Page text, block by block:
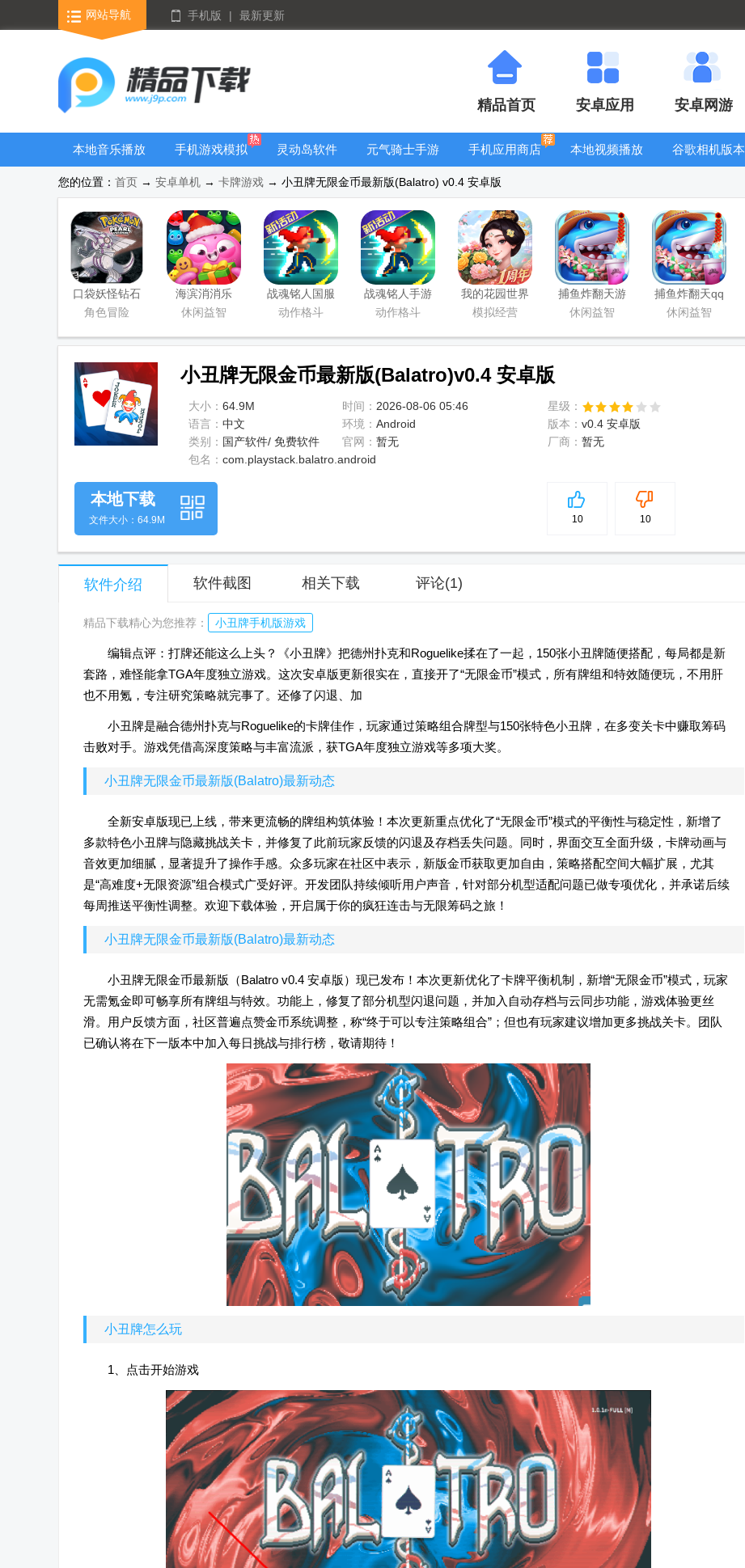
网站导航 手机版 | 最新更新
精品首页 安卓应用 安卓网游
本地音乐播放
手机游戏模拟
器安卓版合集
灵动岛软件
元气骑士手游
手机应用商店
本地视频播放
谷歌相机版本
您的位置： 首页 → 安卓单机 → 卡牌游戏 → 小丑牌无限金币最新版(Balatro) v0.4 安卓版
口袋妖怪钻石
游戏移植版
角色冒险
海滨消消乐
2026安卓版
休闲益智
战魂铭人国服
联机版
Legends)
动作格斗
战魂铭人手游
九游版
动作格斗
我的花园世界
最新版
模拟经营
捕鱼炸翻天游
戏正版
休闲益智
捕鱼炸翻天qq
登录版
休闲益智
小丑牌无限金币最新版(Balatro)v0.4 安卓版
大小： 64.9M 时间： 2026-08-06 05:46
星级：
语言： 中文 环境： Android 版本： v0.4 安卓版
类别： 国产软件/ 免费软件 官网： 暂无 厂商： 暂无
包名： com.playstack.balatro.android
5
10 10
本地下载
文件大小：64.9M
软件介绍 软件截图 相关下载 评论(1)
精品下载精心为您推荐： 小丑牌手机版游戏
编辑点评：打牌还能这么上头？《小丑牌》把德州扑克和Roguelike揉在了一起，150张小丑牌随便搭配，每局都是新
套路，难怪能拿TGA年度独立游戏。这次安卓版更新很实在，直接开了“无限金币”模式，所有牌组和特效随便玩，不用肝
也不用氪，专注研究策略就完事了。还修了闪退、加
小丑牌是融合德州扑克与Roguelike的卡牌佳作，玩家通过策略组合牌型与150张特色小丑牌，在多变关卡中赚取筹码
击败对手。游戏凭借高深度策略与丰富流派，获TGA年度独立游戏等多项大奖。
小丑牌无限金币最新版(Balatro)最新动态
全新安卓版现已上线，带来更流畅的牌组构筑体验！本次更新重点优化了“无限金币”模式的平衡性与稳定性，新增了
多款特色小丑牌与隐藏挑战关卡，并修复了此前玩家反馈的闪退及存档丢失问题。同时，界面交互全面升级，卡牌动画与
音效更加细腻，显著提升了操作手感。众多玩家在社区中表示，新版金币获取更加自由，策略搭配空间大幅扩展，尤其
是“高难度+无限资源”组合模式广受好评。开发团队持续倾听用户声音，针对部分机型适配问题已做专项优化，并承诺后续
每周推送平衡性调整。欢迎下载体验，开启属于你的疯狂连击与无限筹码之旅！
小丑牌无限金币最新版(Balatro)最新动态
小丑牌无限金币最新版（Balatro v0.4 安卓版）现已发布！本次更新优化了卡牌平衡机制，新增“无限金币”模式，玩家
无需氪金即可畅享所有牌组与特效。功能上，修复了部分机型闪退问题，并加入自动存档与云同步功能，游戏体验更丝
滑。用户反馈方面，社区普遍点赞金币系统调整，称“终于可以专注策略组合”；但也有玩家建议增加更多挑战关卡。团队
已确认将在下一版本中加入每日挑战与排行榜，敬请期待！
小丑牌怎么玩
1、点击开始游戏